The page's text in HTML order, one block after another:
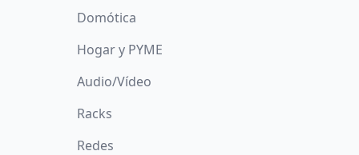
Domótica
Hogar y PYME
Audio/Vídeo
Racks
Redes